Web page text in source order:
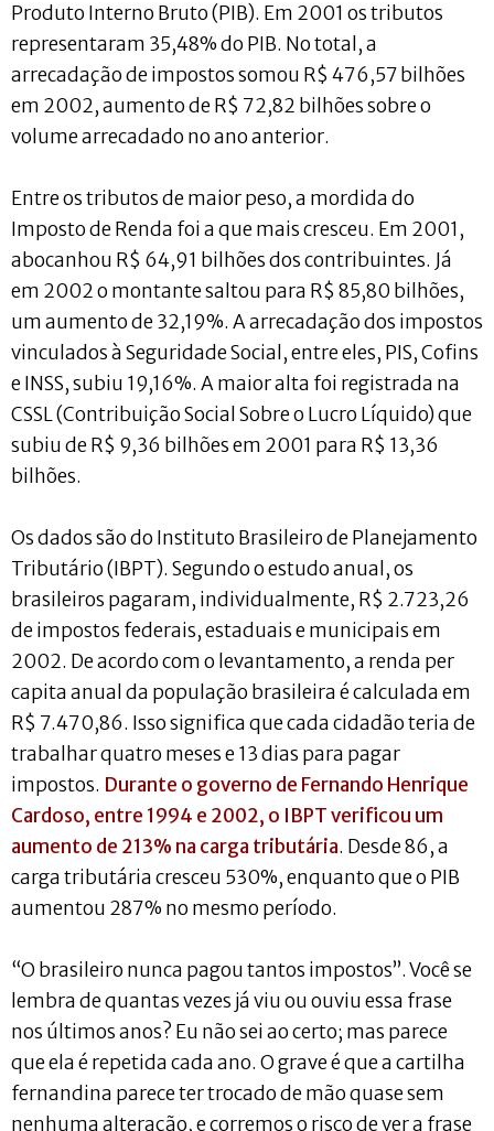
Produto Interno Bruto (PIB). Em 2001 os tributos
representaram 35,48% do PIB. No total, a
arrecadação de impostos somou R$ 476,57 bilhões
em 2002, aumento de R$ 72,82 bilhões sobre o
volume arrecadado no ano anterior.
Entre os tributos de maior peso, a mordida do
Imposto de Renda foi a que mais cresceu. Em 2001,
abocanhou R$ 64,91 bilhões dos contribuintes. Já
em 2002 o montante saltou para R$ 85,80 bilhões,
um aumento de 32,19%. A arrecadação dos impostos
vinculados à Seguridade Social, entre eles, PIS, Cofins
e INSS, subiu 19,16%. A maior alta foi registrada na
CSSL (Contribuição Social Sobre o Lucro Líquido) que
subiu de R$ 9,36 bilhões em 2001 para R$ 13,36
bilhões.
Os dados são do Instituto Brasileiro de Planejamento
Tributário (IBPT). Segundo o estudo anual, os
brasileiros pagaram, individualmente, R$ 2.723,26
de impostos federais, estaduais e municipais em
2002. De acordo com o levantamento, a renda per
capita anual da população brasileira é calculada em
R$ 7.470,86. Isso significa que cada cidadão teria de
trabalhar quatro meses e 13 dias para pagar
impostos. Durante o governo de Fernando Henrique
Cardoso, entre 1994 e 2002, o IBPT verificou um
aumento de 213% na carga tributária. Desde 86, a
carga tributária cresceu 530%, enquanto que o PIB
aumentou 287% no mesmo período.
“O brasileiro nunca pagou tantos impostos”. Você se
lembra de quantas vezes já viu ou ouviu essa frase
nos últimos anos? Eu não sei ao certo; mas parece
que ela é repetida cada ano. O grave é que a cartilha
fernandina parece ter trocado de mão quase sem
nenhuma alteração, e corremos o risco de ver a frase